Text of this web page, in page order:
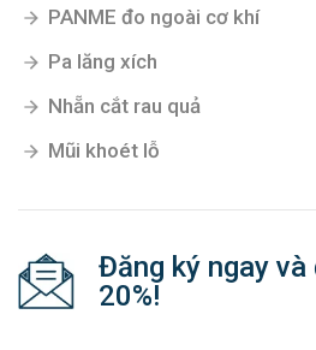
PANME đo ngoài cơ khí
Pa lăng xích
Nhẵn cắt rau quả
Mũi khoét lỗ
Đăng ký ngay
20%!